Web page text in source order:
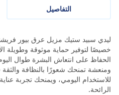
التفاصيل
خصيصًا لتوفير حماية موثوقة وطويلة
الحفاظ على انتعاش البشرة طوال
ومنعشة تمنحك شعورًا بالنظافة
للاستخدام اليومي، ويمنحك تجربة
الرائحة.